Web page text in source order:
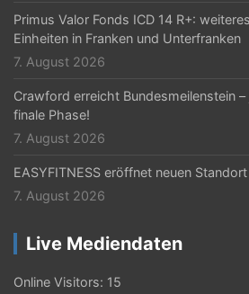
Primus Valor Fonds ICD 14 R+:
Einheiten in Franken und Unterfranken
7. August 2026
Crawford erreicht Bundesmeilenstein
finale Phase!
7. August 2026
EASYFITNESS eröffnet neuen
7. August 2026
Live Mediendaten
Online Visitors: 15